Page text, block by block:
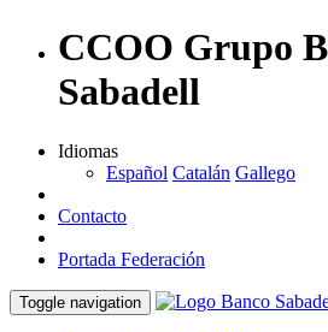
CCOO Grupo
Sabadell
Idiomas
Español Catalán Gallego
Contacto
Portada Federación
Toggle navigation